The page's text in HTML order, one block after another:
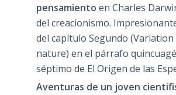
pensamiento en Charles
del creacionismo.
del capítulo Segundo
nature) en el párrafo
séptimo de El Origen de las
Aventuras de un joven